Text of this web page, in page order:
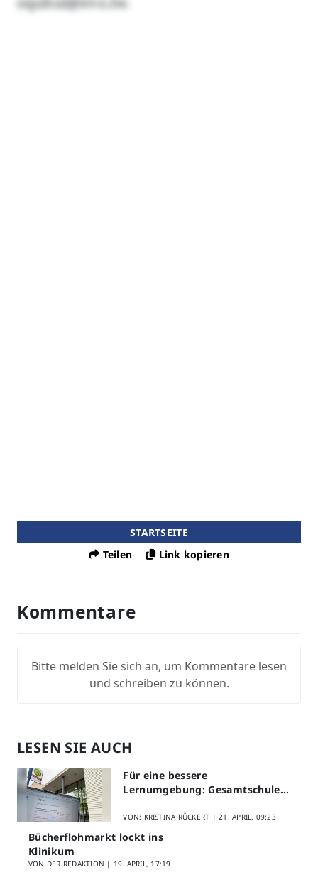
STARTSEITE
Teilen
Link kopieren
Kommentare
Bitte melden Sie sich an, um Kommentare lesen
und schreiben zu können.
LESEN SIE AUCH
Für eine bessere
Lernumgebung: Gesamtschule
Schülerfeedback
VON: KRISTINA RÜCKERT |21. APRIL, 09:23
Bücherflohmarkt lockt ins
Klinikum
VON DER REDAKTION | 19. APRIL, 17:19